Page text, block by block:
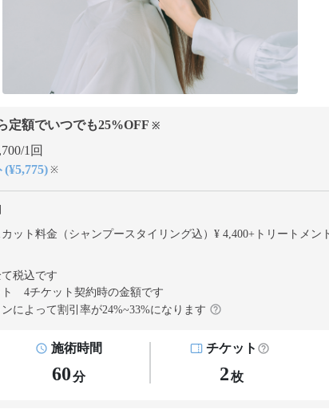
定額でいつでも25%OFF ※
1回
※
ット料金（シャンプースタイリング込）¥ 4,400+ トリートメン
税込です
4チケット契約時の金額です
によって割引率が24%~33%になります
施術時間
60分
チケット
2枚